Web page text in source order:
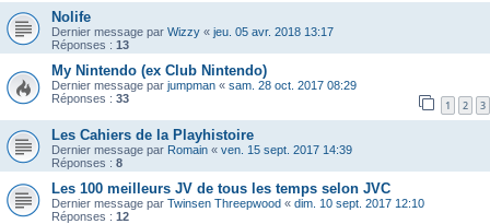
Nolife
Dernier message par Wizzy « jeu. 05 avr. 2018 13:17
Réponses : 13
My Nintendo (ex Club Nintendo)
Dernier message par jumpman « sam. 28 oct. 2017 08:29
Réponses : 33 1 2 3
Les Cahiers de la Playhistoire
Dernier message par Romain « ven. 15 sept. 2017 14:39
Réponses : 8
Les 100 meilleurs JV de tous les temps selon JVC
Dernier message par Twinsen Threepwood « dim. 10 sept. 2017 12:10
Réponses : 12